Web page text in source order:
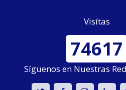
Visítas
74617
Síguenos en Nuestras